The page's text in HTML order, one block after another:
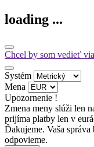
loading ...
Chcel by som vedieť
Systém
Mena
Upozornenie !
Zmena meny slúži len
prijíma platby len v
Ďakujeme. Vaša
odpovieme.